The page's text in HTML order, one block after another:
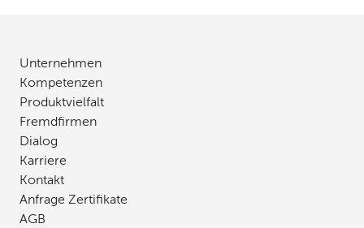
Unternehmen
Kompetenzen
Produktvielfalt
Fremdfirmen
Dialog
Karriere
Kontakt
Anfrage Zertifikate
AGB